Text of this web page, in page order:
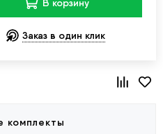
В корзину
Заказ в один клик
комплекты